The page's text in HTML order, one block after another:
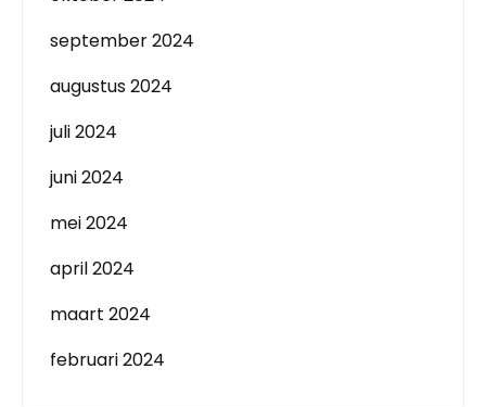
september 2024
augustus 2024
juli 2024
juni 2024
mei 2024
april 2024
maart 2024
februari 2024